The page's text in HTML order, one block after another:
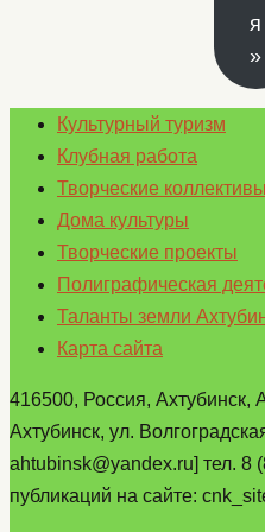
я
»
Культурный туризм
Клубная работа
Творческие коллективы
Дома культуры
Творческие проекты
Полиграфическая
Таланты земли
Карта сайта
416500, Россия, Ахтубинск,
Ахтубинск, ул.
ahtubinsk@yandex.ru] тел. 8
публикаций на сайте: